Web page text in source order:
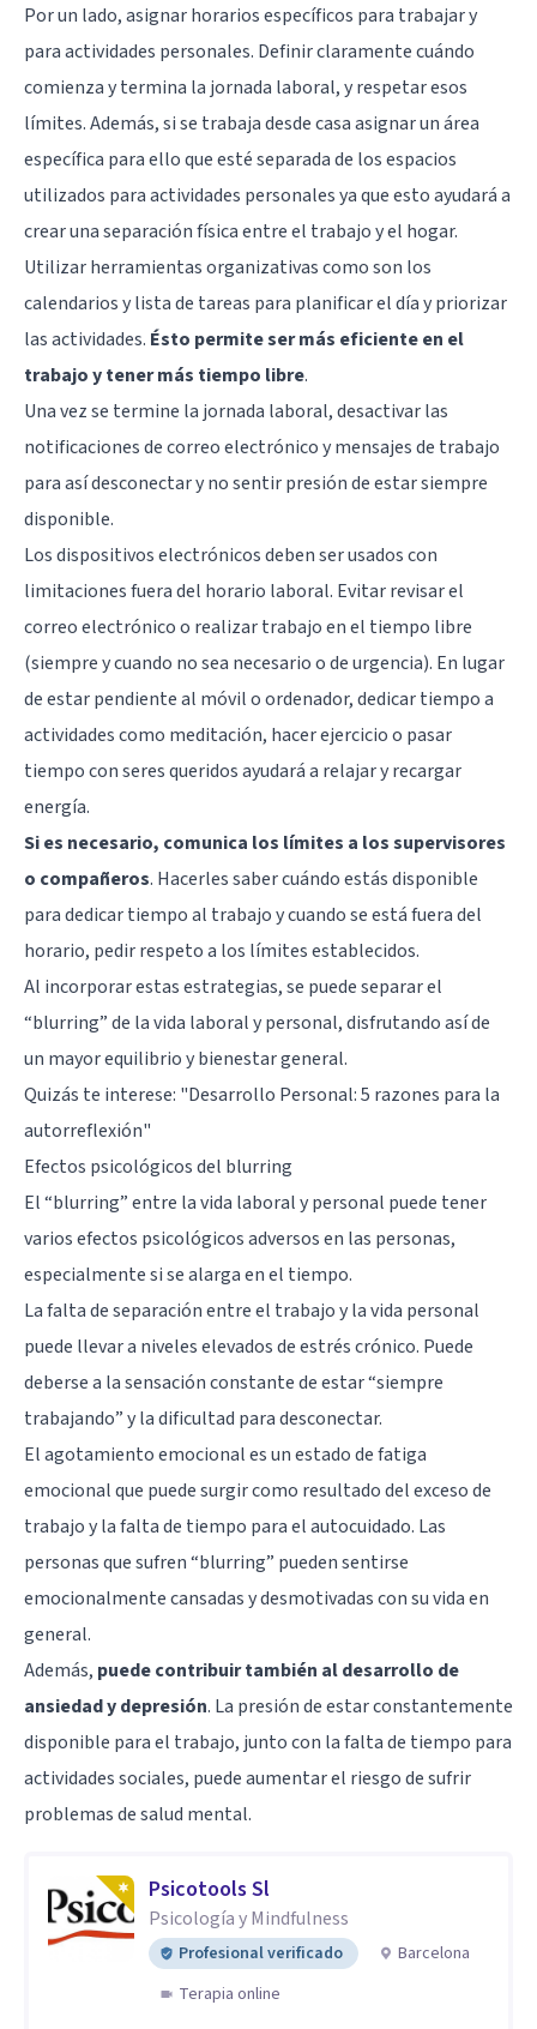
Por un lado, asignar horarios específicos para trabajar y
para actividades personales. Definir claramente cuándo
comienza y termina la jornada laboral, y respetar esos
límites. Además, si se trabaja desde casa asignar un área
específica para ello que esté separada de los espacios
utilizados para actividades personales ya que esto ayudará a
crear una separación física entre el trabajo y el hogar.
Utilizar herramientas organizativas como son los
calendarios y lista de tareas para planificar el día y priorizar
las actividades. Ésto permite ser más eficiente en el
trabajo y tener más tiempo libre.
Una vez se termine la jornada laboral, desactivar las
notificaciones de correo electrónico y mensajes de trabajo
para así desconectar y no sentir presión de estar siempre
disponible.
Los dispositivos electrónicos deben ser usados con
limitaciones fuera del horario laboral. Evitar revisar el
correo electrónico o realizar trabajo en el tiempo libre
(siempre y cuando no sea necesario o de urgencia). En lugar
de estar pendiente al móvil o ordenador, dedicar tiempo a
actividades como meditación, hacer ejercicio o pasar
tiempo con seres queridos ayudará a relajar y recargar
energía.
Si es necesario, comunica los límites a los supervisores
o compañeros. Hacerles saber cuándo estás disponible
para dedicar tiempo al trabajo y cuando se está fuera del
horario, pedir respeto a los límites establecidos.
Al incorporar estas estrategias, se puede separar el
“blurring” de la vida laboral y personal, disfrutando así de
un mayor equilibrio y bienestar general.
Quizás te interese: "Desarrollo Personal: 5 razones para la
autorreflexión"
Efectos psicológicos del blurring
El “blurring” entre la vida laboral y personal puede tener
varios efectos psicológicos adversos en las personas,
especialmente si se alarga en el tiempo.
La falta de separación entre el trabajo y la vida personal
puede llevar a niveles elevados de estrés crónico. Puede
deberse a la sensación constante de estar “siempre
trabajando” y la dificultad para desconectar.
El agotamiento emocional es un estado de fatiga
emocional que puede surgir como resultado del exceso de
trabajo y la falta de tiempo para el autocuidado. Las
personas que sufren “blurring” pueden sentirse
emocionalmente cansadas y desmotivadas con su vida en
general.
Además, puede contribuir también al desarrollo de
ansiedad y depresión. La presión de estar constantemente
disponible para el trabajo, junto con la falta de tiempo para
actividades sociales, puede aumentar el riesgo de sufrir
problemas de salud mental.
Psicotools Sl
Psicología y Mindfulness
Profesional verificado
Barcelona
Terapia online